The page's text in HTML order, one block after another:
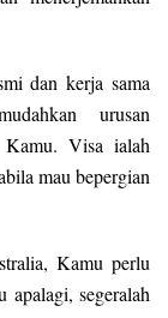
dan kerja sama
urusan
Kamu. Visa ialah
mau bepergian
Kamu perlu
apalagi, segeralah